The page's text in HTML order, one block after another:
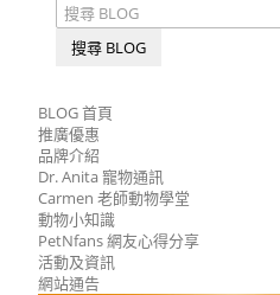
搜尋 BLOG
BLOG 首頁
推廣優惠
品牌介紹
Dr. Anita 寵物通訊
Carmen 老師動物學堂
動物小知識
PetNfans 網友心得分享
活動及資訊
網站通告